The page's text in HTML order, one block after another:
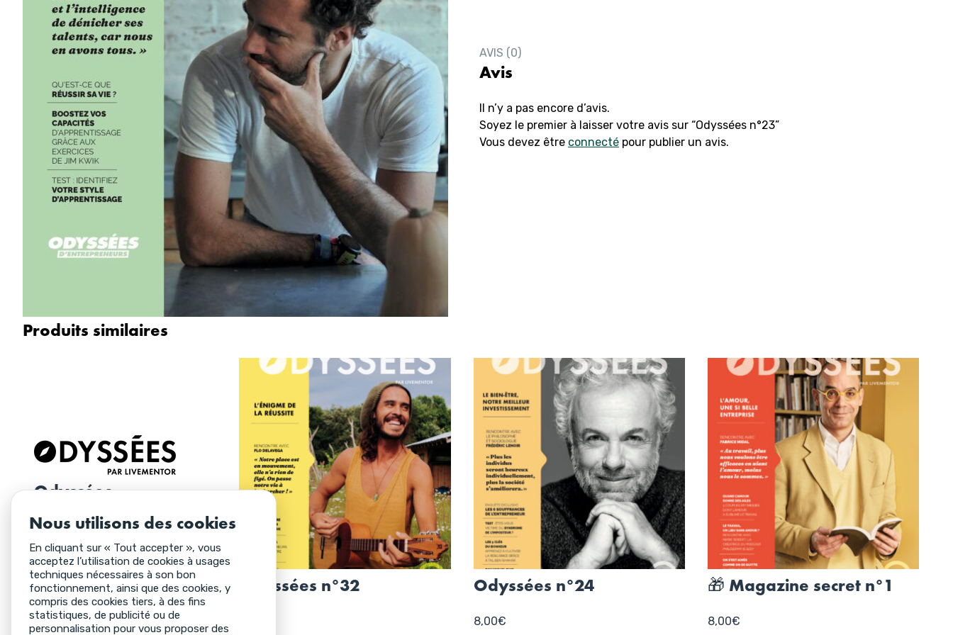
AVIS (0)
Avis
Il n’y a pas encore d’avis.
Soyez le premier à laisser votre avis sur “Odyssées n°23”
Vous devez être connecté pour publier un avis.
Produits similaires
Odyssées
À partir de :8,00€ every 2
months
CHOIX DES OPTIONS Odyssées n°32 Odyssées n°24
8,00€
🎁 Magazine secret n°1
8,00€
Nous utilisons des cookies
En cliquant sur « Tout accepter », vous
acceptez l’utilisation de cookies à usages
techniques nécessaires à son bon
fonctionnement, ainsi que des cookies, y
compris des cookies tiers, à des fins
statistiques, de publicité ou de
personnalisation pour vous proposer des